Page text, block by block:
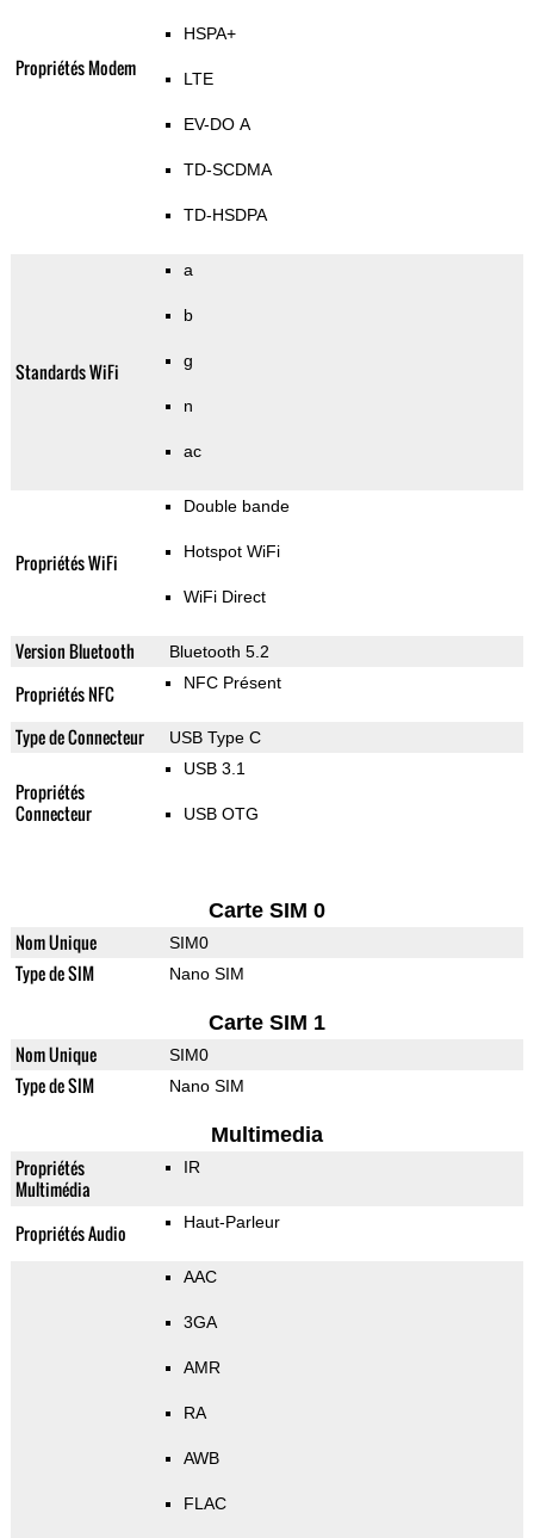
Propriétés Modem
HSPA+
LTE
EV-DO A
TD-SCDMA
TD-HSDPA
Standards WiFi
a
b
g
n
ac
Propriétés WiFi
Double bande
Hotspot WiFi
WiFi Direct
Version Bluetooth Bluetooth 5.2
Propriétés NFC NFC Présent
Type de Connecteur USB Type C
Propriétés
Connecteur
USB 3.1
USB OTG
Carte SIM 0
Nom Unique SIM0
Type de SIM Nano SIM
Carte SIM 1
Nom Unique SIM0
Type de SIM Nano SIM
Multimedia
Propriétés
Multimédia
IR
Propriétés Audio Haut-Parleur
AAC
3GA
AMR
RA
AWB
FLAC